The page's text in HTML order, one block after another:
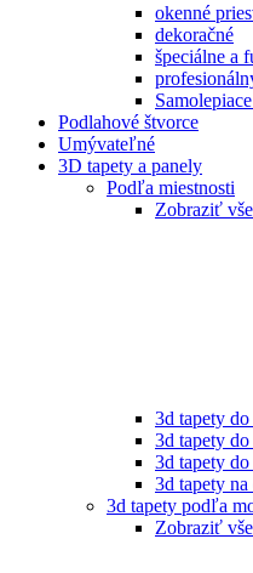
okenné
dekoračné
špeciálne a
Podlahové štvorce
Umývateľné
3D tapety a panely
Podľa miestnosti
Zobraziť
3d tapety do
3d tapety
3d tapety
3d tapety na
3d tapety podľa
Zobraziť